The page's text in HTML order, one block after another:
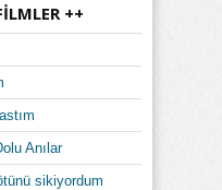
++
Anılar
sikiyordum